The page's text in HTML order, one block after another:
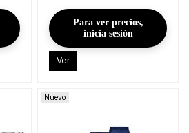
Para ver precios,
inicia sesión
Ver
Nuevo